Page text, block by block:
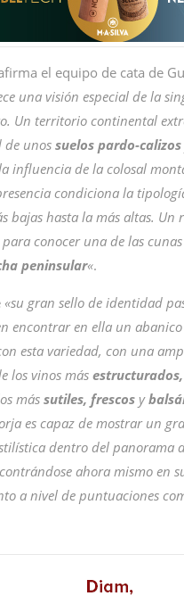
el equipo de cata de
una visión especial de la
Un territorio continental
unos suelos pardo-calizos
influencia de la colosal
condiciona la
bajas hasta la más altas. Un
conocer una de las
peninsular«.
«su gran sello de identidad
encontrar en ella un
esta variedad, con una
los vinos más
más sutiles, frescos y
es capaz de mostrar un
dentro del panorama
ahora mismo en
a nivel de puntuaciones